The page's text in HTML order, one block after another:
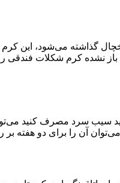
گذاشته می‌شود، این کرم
کرم شکلات فندقی را
سرد مصرف کنید
آن را برای دو هفته بر